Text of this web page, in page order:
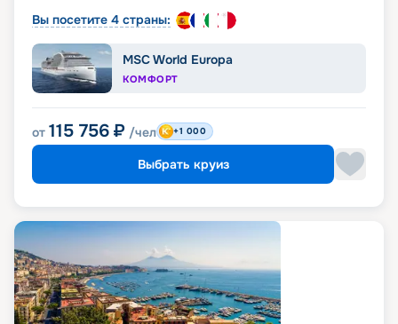
Вы посетите 4 страны:
MSC World Europa
КОМФОРТ
от 115 756 ₽ /чел +1 000
Выбрать круиз